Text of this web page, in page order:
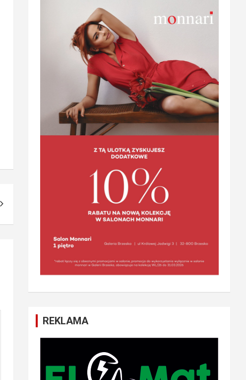
REKLAMA